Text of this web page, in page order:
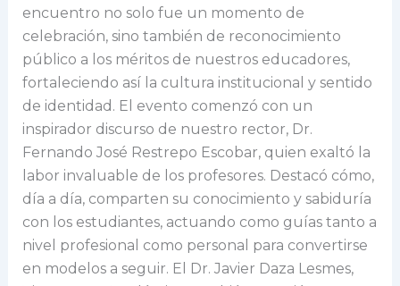
encuentro no solo fue un momento de
celebración, sino también de reconocimiento
público a los méritos de nuestros educadores,
fortaleciendo así la cultura institucional y sentido
de identidad. El evento comenzó con un
inspirador discurso de nuestro rector, Dr.
Fernando José Restrepo Escobar, quien exaltó la
labor invaluable de los profesores. Destacó cómo,
día a día, comparten su conocimiento y sabiduría
con los estudiantes, actuando como guías tanto a
nivel profesional como personal para convertirse
en modelos a seguir. El Dr. Javier Daza Lesmes,